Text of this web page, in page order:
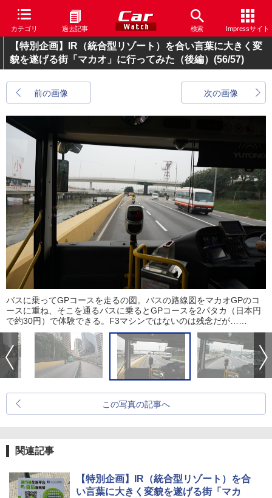
カテゴリ 過去記事 検索 Impressサイト
【特別企画】IR（統合型リゾート）を合い言葉に大きく変
貌を遂げる街「マカオ」に行ってみた（後編） (56/57)
前の画像 次の画像
バスに乗ってGPコースを走るの図。バスの路線図をマカオGPのコ
ースに重ね、そこを通るバスに乗るとGPコースを2パタカ（日本円
で約30円）で体験できる。F3マシンではないのは残念だが……
この写真の記事へ
関連記事
【特別企画】IR（統合型リゾート）を合
い言葉に大きく変貌を遂げる街「マカ